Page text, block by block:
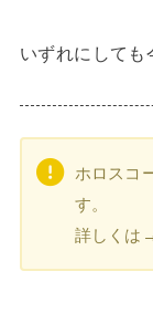
いずれにしても
ホロスコ
す。
詳しくは